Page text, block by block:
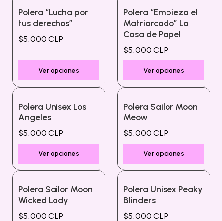
Polera “Lucha por
tus derechos”
$5.000 CLP
Ver opciones
Polera “Empieza el
Matriarcado” La
Casa de Papel
$5.000 CLP
Ver opciones
Polera Unisex Los
Angeles
$5.000 CLP
Ver opciones
Polera Sailor Moon
Meow
$5.000 CLP
Ver opciones
Polera Sailor Moon
Wicked Lady
$5.000 CLP
Polera Unisex Peaky
Blinders
$5.000 CLP